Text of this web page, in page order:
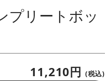
プリートボッ
11,210円 (税込)